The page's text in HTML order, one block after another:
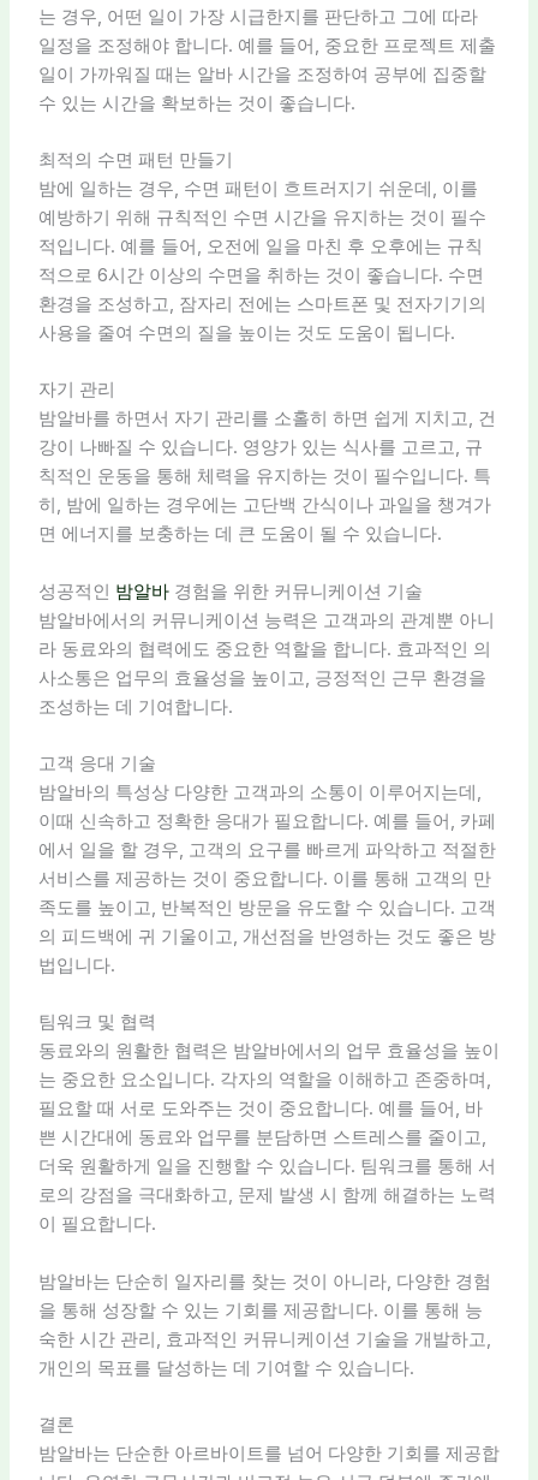
는 경우, 어떤 일이 가장 시급한지를 판단하고 그에 따라
일정을 조정해야 합니다. 예를 들어, 중요한 프로젝트 제출
일이 가까워질 때는 알바 시간을 조정하여 공부에 집중할
수 있는 시간을 확보하는 것이 좋습니다.
최적의 수면 패턴 만들기
밤에 일하는 경우, 수면 패턴이 흐트러지기 쉬운데, 이를
예방하기 위해 규칙적인 수면 시간을 유지하는 것이 필수
적입니다. 예를 들어, 오전에 일을 마친 후 오후에는 규칙
적으로 6시간 이상의 수면을 취하는 것이 좋습니다. 수면
환경을 조성하고, 잠자리 전에는 스마트폰 및 전자기기의
사용을 줄여 수면의 질을 높이는 것도 도움이 됩니다.
자기 관리
밤알바를 하면서 자기 관리를 소홀히 하면 쉽게 지치고, 건
강이 나빠질 수 있습니다. 영양가 있는 식사를 고르고, 규
칙적인 운동을 통해 체력을 유지하는 것이 필수입니다. 특
히, 밤에 일하는 경우에는 고단백 간식이나 과일을 챙겨가
면 에너지를 보충하는 데 큰 도움이 될 수 있습니다.
성공적인 밤알바경험을 위한 커뮤니케이션 기술
밤알바에서의 커뮤니케이션 능력은 고객과의 관계뿐 아니
라 동료와의 협력에도 중요한 역할을 합니다. 효과적인 의
사소통은 업무의 효율성을 높이고, 긍정적인 근무 환경을
조성하는 데 기여합니다.
고객 응대 기술
밤알바의 특성상 다양한 고객과의 소통이 이루어지는데,
이때 신속하고 정확한 응대가 필요합니다. 예를 들어, 카페
에서 일을 할 경우, 고객의 요구를 빠르게 파악하고 적절한
서비스를 제공하는 것이 중요합니다. 이를 통해 고객의 만
족도를 높이고, 반복적인 방문을 유도할 수 있습니다. 고객
의 피드백에 귀 기울이고, 개선점을 반영하는 것도 좋은 방
법입니다.
팀워크 및 협력
동료와의 원활한 협력은 밤알바에서의 업무 효율성을 높이
는 중요한 요소입니다. 각자의 역할을 이해하고 존중하며,
필요할 때 서로 도와주는 것이 중요합니다. 예를 들어, 바
쁜 시간대에 동료와 업무를 분담하면 스트레스를 줄이고,
더욱 원활하게 일을 진행할 수 있습니다. 팀워크를 통해 서
로의 강점을 극대화하고, 문제 발생 시 함께 해결하는 노력
이 필요합니다.
밤알바는 단순히 일자리를 찾는 것이 아니라, 다양한 경험
을 통해 성장할 수 있는 기회를 제공합니다. 이를 통해 능
숙한 시간 관리, 효과적인 커뮤니케이션 기술을 개발하고,
개인의 목표를 달성하는 데 기여할 수 있습니다.
결론
밤알바는 단순한 아르바이트를 넘어 다양한 기회를 제공합